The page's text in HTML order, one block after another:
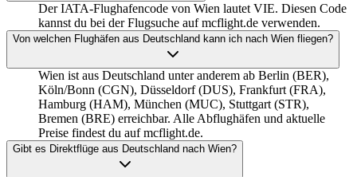
Der IATA-Flughafencode von Wien lautet VIE. Diesen Code
kannst du bei der Flugsuche auf mcflight.de verwenden.
Von welchen Flughäfen aus Deutschland kann ich nach Wien fliegen?
Wien ist aus Deutschland unter anderem ab Berlin (BER),
Köln/Bonn (CGN), Düsseldorf (DUS), Frankfurt (FRA),
Hamburg (HAM), München (MUC), Stuttgart (STR),
Bremen (BRE) erreichbar. Alle Abflughäfen und aktuelle
Preise findest du auf mcflight.de.
Gibt es Direktflüge aus Deutschland nach Wien?